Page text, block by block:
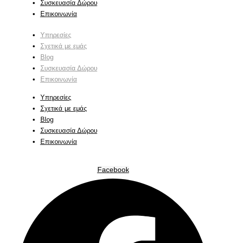
Συσκευασία Δώρου
Επικοινωνία
Υπηρεσίες
Σχετικά με εμάς
Blog
Συσκευασία Δώρου
Επικοινωνία
Υπηρεσίες
Σχετικά με εμάς
Blog
Συσκευασία Δώρου
Επικοινωνία
Facebook